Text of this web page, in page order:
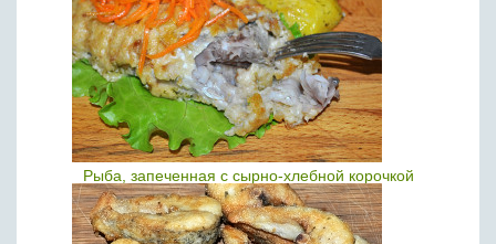
Рыба, запеченная с сырно-хлебной корочкой